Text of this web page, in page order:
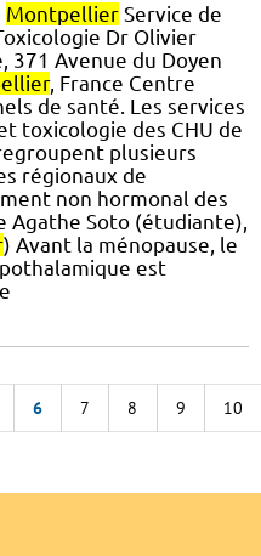
Montpellier Service de
Dr Olivier
371 Avenue du Doyen
, France Centre
de santé. Les services
toxicologie des CHU de
plusieurs
régionaux de
non hormonal des
Agathe Soto (étudiante),
) Avant la ménopause, le
est
6 7 8 9 10